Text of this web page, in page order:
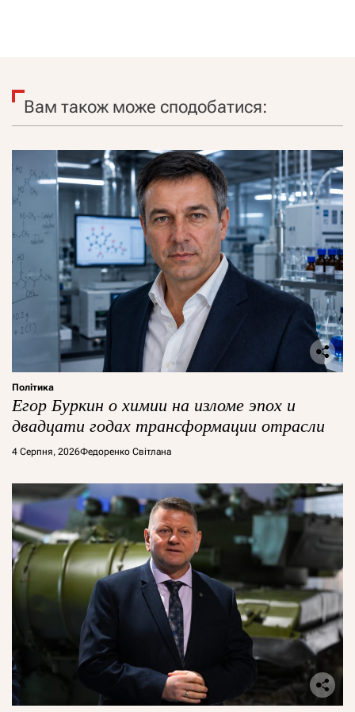
Вам також може сподобатися:
Політика
Егор Буркин о химии на изломе эпох и
двадцати годах трансформации отрасли
4 Серпня, 2026Федоренко Світлана